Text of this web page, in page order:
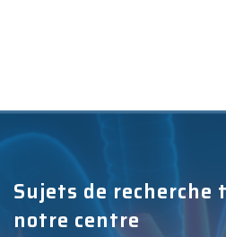
Sujets de recherche
notre centre